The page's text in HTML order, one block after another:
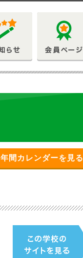
年間カレンダーを見る